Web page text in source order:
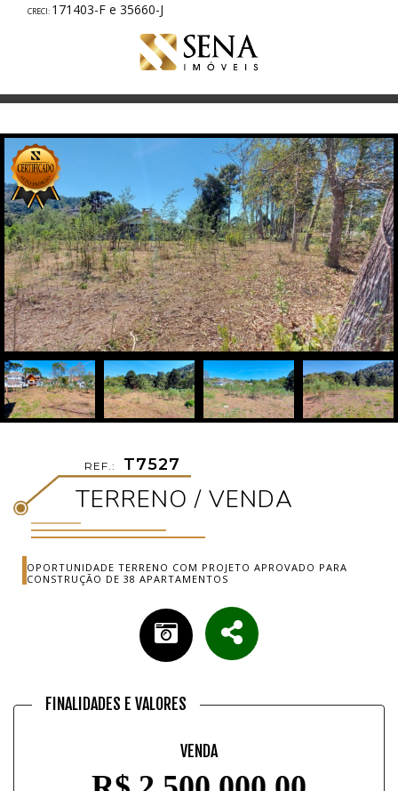
171403-F e 35660-J
REF.: T7527
TERRENO / VENDA
OPORTUNIDADE TERRENO COM PROJETO APROVADO PARA
CONSTRUÇÃO DE 38 APARTAMENTOS
FINALIDADES E VALORES
VENDA